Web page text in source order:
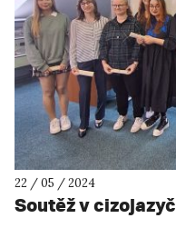
22 / 05 / 2024
Soutěž v